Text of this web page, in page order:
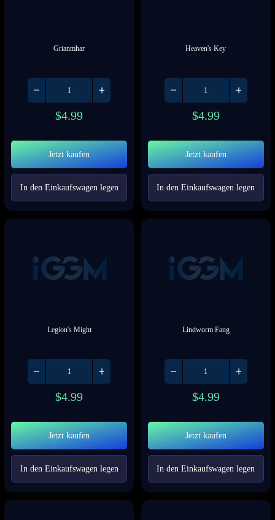
Grianmhar
$4.99
Jetzt kaufen
In den Einkaufswagen legen
Heaven's Key
$4.99
Jetzt kaufen
In den Einkaufswagen legen
Legion's Might
$4.99
Jetzt kaufen
In den Einkaufswagen legen
Lindworm Fang
$4.99
Jetzt kaufen
In den Einkaufswagen legen